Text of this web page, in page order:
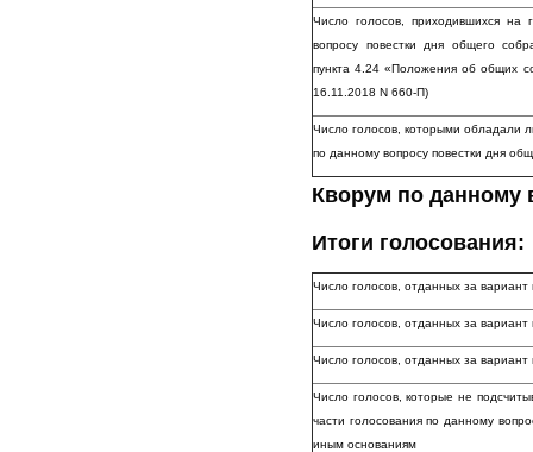
Число голосов, приходившихся
вопросу повестки дня общего
пункта 4.24 «Положения об общих
16.11.2018 N 660-П)
Число голосов, которыми обладали
по данному вопросу повестки дня
Кворум по данному
Итоги голосования:
Число голосов, отданных за вариант
Число голосов, отданных за
Число голосов, отданных за
Число голосов, которые не
части голосования по данному
иным основаниям